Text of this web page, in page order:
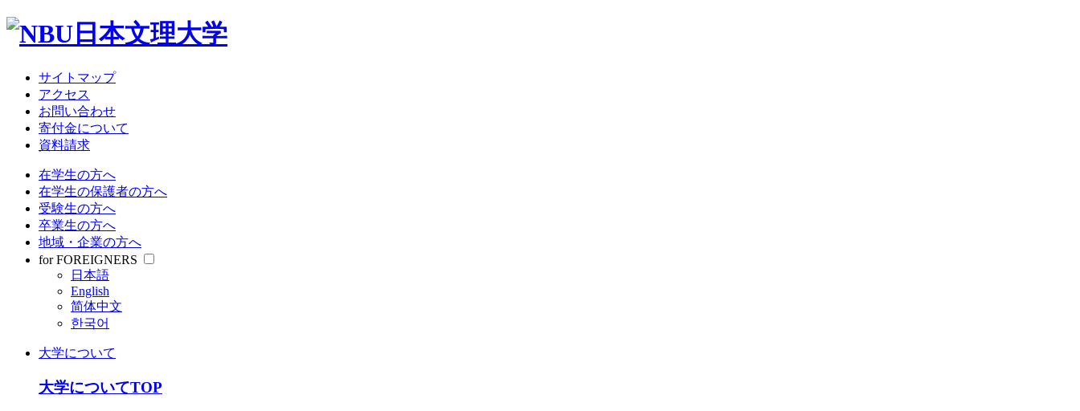
サイトマップ
アクセス
お問い合わせ
寄付金について
資料請求
在学生の方へ
在学生の保護者の方へ
受験生の方へ
卒業生の方へ
地域・企業の方へ
for FOREIGNERS
日本語
English
简体中文
한국어
大学について
大学についてTOP